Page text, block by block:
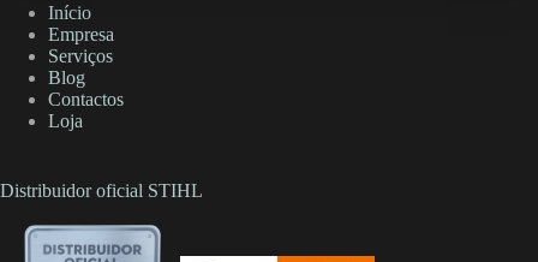
Início
Empresa
Serviços
Blog
Contactos
Loja
Distribuidor oficial STIHL